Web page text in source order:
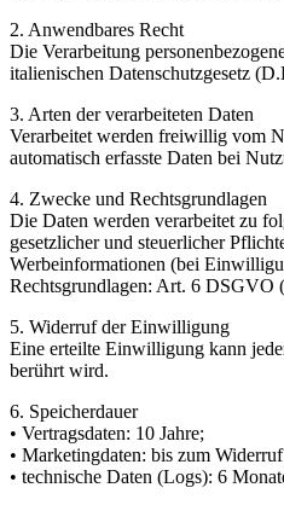
2. Anwendbares Recht
Die Verarbeitung
italienischen Datenschutzgesetz
3. Arten der verarbeiteten Daten
Verarbeitet werden freiwillig vom
automatisch erfasste Daten bei
4. Zwecke und Rechtsgrundlagen
Die Daten werden verarbeitet zu
gesetzlicher und steuerlicher
Werbeinformationen (bei
Rechtsgrundlagen: Art. 6 DSGVO
5. Widerruf der Einwilligung
Eine erteilte Einwilligung kann
berührt wird.
6. Speicherdauer
• Vertragsdaten: 10 Jahre;
• Marketingdaten: bis zum
• technische Daten (Logs): 6